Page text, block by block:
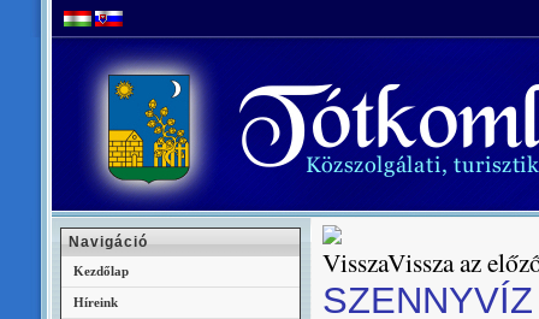
Vissza az
Navigáció
Kezdőlap
Híreink